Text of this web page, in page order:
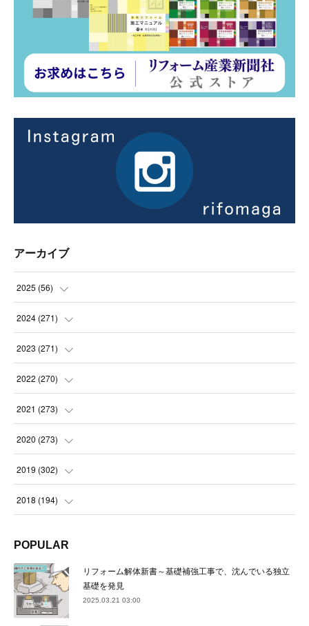
アーカイブ
2025 (56)
(14
(21
(21
2024 (271)
(21
(22
(23
(22
(24)
22)
(22)
2023 (271)
(22
(23
(23
(21
(23 )
(24
(21
2022 (270)
(23
(23
(22
(23
(22 )
(23
(23
2021 (273)
(24
(23
(22
(23)
(23
2020 (273)
(24
(22
(22)
(24
2019 (302)
(23
(22)
(21)
2018 (194)
(17)
(32)
POPULAR
リフォーム解体新書～基礎補強工事で、沈んでいる独立
基礎を発見
2025.03.21 03:00